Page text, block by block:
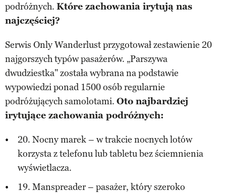
podróżnych. Które zachowania irytują nas
najczęściej?
Serwis Only Wanderlust przygotował zestawienie 20
najgorszych typów pasażerów. „Parszywa
dwudziestka" została wybrana na podstawie
wypowiedzi ponad 1500 osób regularnie
podróżujących samolotami. Oto najbardziej
irytujące zachowania podróżnych:
20. Nocny marek – w trakcie nocnych lotów
korzysta z telefonu lub tabletu bez ściemnienia
wyświetlacza.
19. Manspreader – pasażer, który szeroko